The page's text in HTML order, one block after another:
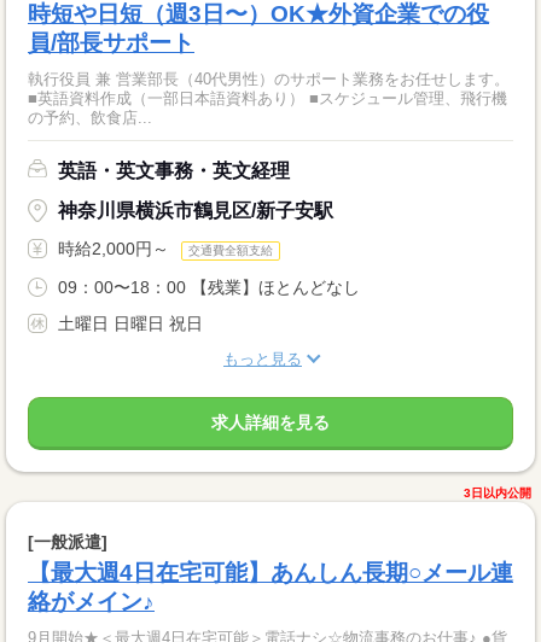
時短や日短（週3日〜）OK★外資企業での役
員/部長サポート
執行役員 兼 営業部長（40代男性）のサポート業務をお任せします。
■英語資料作成（一部日本語資料あり） ■スケジュール管理、飛行機
の予約、飲食店...
英語・英文事務・英文経理
神奈川県横浜市鶴見区/新子安駅
時給2,000円～ 交通費全額支給
09：00〜18：00 【残業】ほとんどなし
土曜日 日曜日 祝日
もっと見る
求人詳細を見る
3日以内公開
[一般派遣]
【最大週4日在宅可能】あんしん長期○メール連
絡がメイン♪
9月開始★＜最大週4日在宅可能＞電話ナシ☆物流事務のお仕事♪ ●貨